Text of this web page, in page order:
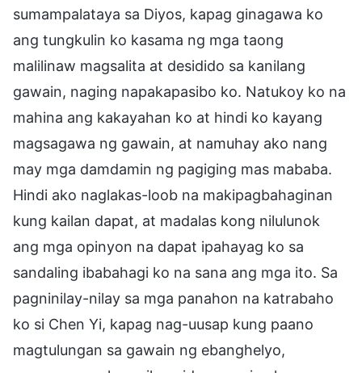
sumampalataya sa Diyos, kapag ginagawa ko
ang tungkulin ko kasama ng mga taong
malilinaw magsalita at desidido sa kanilang
gawain, naging napakapasibo ko. Natukoy ko na
mahina ang kakayahan ko at hindi ko kayang
magsagawa ng gawain, at namuhay ako nang
may mga damdamin ng pagiging mas mababa.
Hindi ako naglakas-loob na makipagbahaginan
kung kailan dapat, at madalas kong nilulunok
ang mga opinyon na dapat ipahayag ko sa
sandaling ibabahagi ko na sana ang mga ito. Sa
pagninilay-nilay sa mga panahon na katrabaho
ko si Chen Yi, kapag nag-uusap kung paano
magtulungan sa gawain ng ebanghelyo,